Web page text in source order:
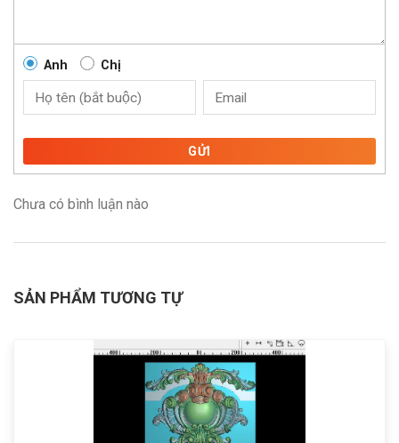
Anh Chị
GỬI
Chưa có bình luận nào
SẢN PHẨM TƯƠNG TỰ